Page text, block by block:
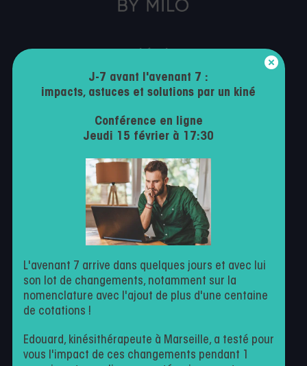
Mentions légales
Conditions générales d’utilisation
Milo
Facturation
Agenda en ligne
Suivi patient
J-7 avant l'avenant 7 :
impacts, astuces et solutions par un kiné
Conférence en ligne
Jeudi 15 février à 17:30
L'avenant 7 arrive dans quelques jours et avec lui
son lot de changements, notamment sur la
nomenclature avec l'ajout de plus d'une centaine
de cotations !
Edouard, kinésithérapeute à Marseille, a testé pour
vous l'impact de ces changements pendant 1